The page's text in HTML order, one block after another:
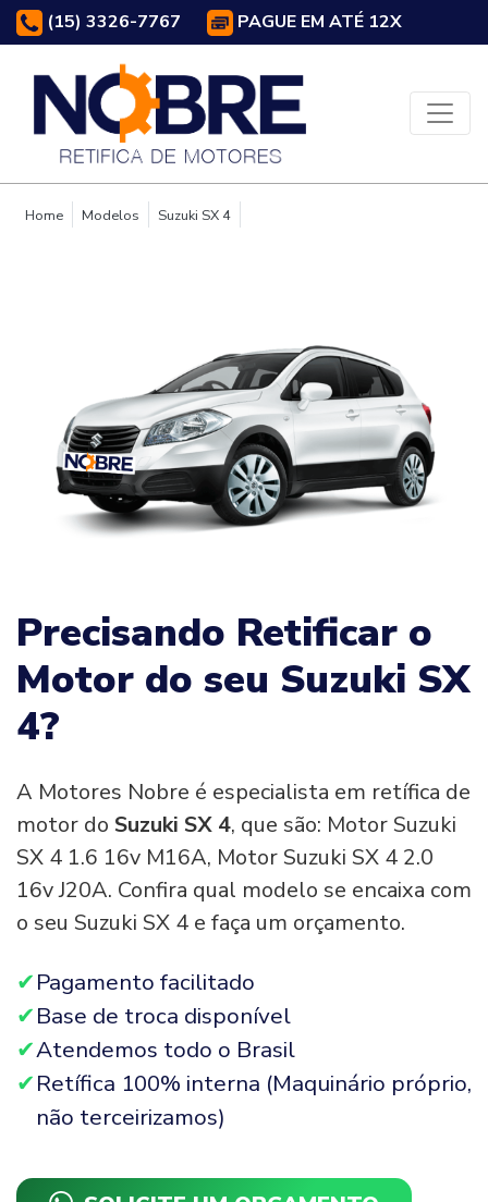
(15) 3326-7767 PAGUE EM ATÉ 12X
Home Modelos Suzuki SX 4
Precisando Retificar o
Motor do seu Suzuki SX
4?
A Motores Nobre é especialista em retífica de
motor do Suzuki SX 4, que são: Motor Suzuki
SX 4 1.6 16v M16A, Motor Suzuki SX 4 2.0
16v J20A. Confira qual modelo se encaixa com
o seu Suzuki SX 4 e faça um orçamento.
Pagamento facilitado
Base de troca disponível
Atendemos todo o Brasil
Retífica 100% interna (Maquinário próprio,
não terceirizamos)